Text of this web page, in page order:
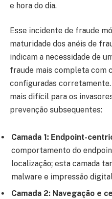
e hora do dia.
Esse incidente de fraude
maturidade dos anéis de
indicam a necessidade de
fraude mais completa com
configuradas
mais difícil para os
prevenção subsequentes:
Camada 1: Endpoint-
comportamento do
localização; esta camada
malware e impressão
Camada 2: Navegação e